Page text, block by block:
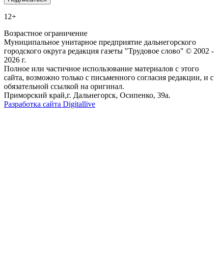
12+
Возрастное ограничение
Муниципальное унитарное предприятие дальнегорского
городского округа редакция газеты "Трудовое слово" © 2002 -
2026 г.
Полное или частичное использование материалов с этого
сайта, возможно только с письменного согласия редакции, и с
обязательной ссылкой на оригинал.
Приморский край,г. Дальнегорск, Осипенко, 39а.
Разработка сайта Digitallive